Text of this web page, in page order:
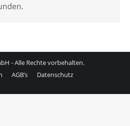
- Alle Rechte vorbehalten.
AGB’s Datenschutz